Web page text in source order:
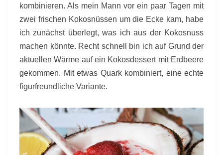
kombinieren. Als mein Mann vor ein paar Tagen mit
zwei frischen Kokosnüssen um die Ecke kam, habe
ich zunächst überlegt, was ich aus der Kokosnuss
machen könnte. Recht schnell bin ich auf Grund der
aktuellen Wärme auf ein Kokosdessert mit Erdbeere
gekommen. Mit etwas Quark kombiniert, eine echte
figurfreundliche Variante.